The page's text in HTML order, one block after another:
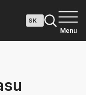
Menu